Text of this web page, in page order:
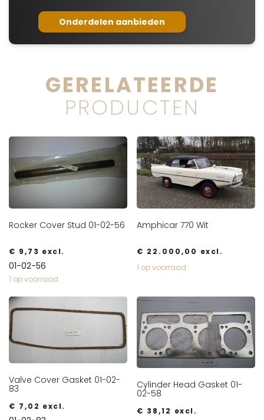
Onderdelen aanbieden
GERELATEERDE
PRODUCTEN
Rocker Cover Stud 01-02-56
€ 9,73 excl.
01-02-56
1 op voorraad
Amphicar 770 Wit
€ 22.000,00 excl.
1 op voorraad
Valve Cover Gasket 01-02-
83
€ 7,02 excl.
Cylinder Head Gasket 01-
02-58
€ 38,12 excl.